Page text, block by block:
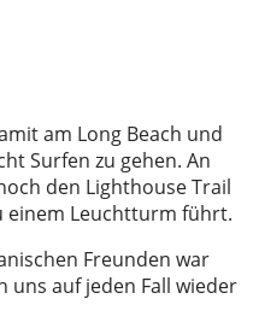
am Long Beach und
Surfen zu gehen. An
den Lighthouse Trail
einem Leuchtturm führt.
Freunden war
auf jeden Fall wieder